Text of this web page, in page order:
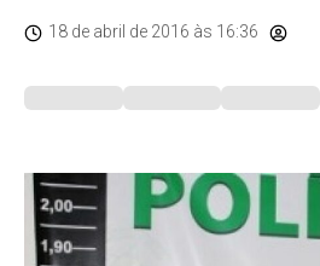
18 de abril de 2016 às 16:36